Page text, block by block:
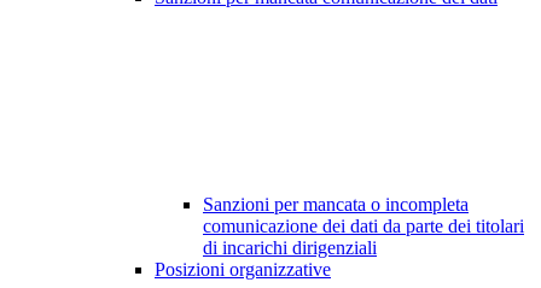
Sanzioni per mancata o incompleta
comunicazione dei dati da parte dei titolari
di incarichi dirigenziali
Posizioni organizzative